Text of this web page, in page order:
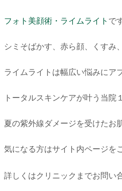
フォト美顔術・ライムライト で
シミそばかす、赤ら顔、くすみ
ライムライトは幅広い悩みにア
トータルスキンケアが叶う当院
夏の紫外線ダメージを受けたお
気になる方はサイト内ページを
詳しくはクリニックまでお問い